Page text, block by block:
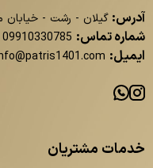
آدرس: گیلان - رشت - خیابان
شماره تماس: 09910330785
ایمیل:
خدمات مشتریان